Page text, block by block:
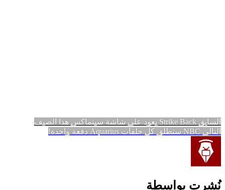
تصفّح
المقالات
السابق المقالة
السابقة:
Strike Back يعود على شاشة سينماكس هذا الصيف
التالي المقالة
التالية:
NBC ستطلق كل حلقات Aquarius دفعة واحدة!
نُشرت بواسطة